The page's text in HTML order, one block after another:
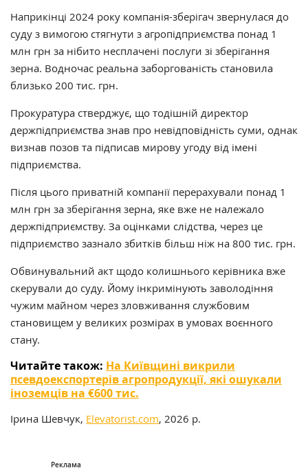
Наприкінці 2024 року компанія-зберігач звернулася до
суду з вимогою стягнути з агропідприємства понад 1
млн грн за нібито несплачені послуги зі зберігання
зерна. Водночас реальна заборгованість становила
близько 200 тис. грн.
Прокуратура стверджує, що тодішній директор
держпідприємства знав про невідповідність суми, однак
визнав позов та підписав мирову угоду від імені
підприємства.
Після цього приватній компанії перерахували понад 1
млн грн за зберігання зерна, яке вже не належало
держпідприємству. За оцінками слідства, через це
підприємство зазнало збитків більш ніж на 800 тис. грн.
Обвинувальний акт щодо колишнього керівника вже
скерували до суду. Йому інкримінують заволодіння
чужим майном через зловживання службовим
становищем у великих розмірах в умовах воєнного
стану.
Читайте також: На Київщині викрили
псевдоекспортерів агропродукції, які ошукали
іноземців на €600 тис.
Ірина Шевчук, Elevatorist.com, 2026 р.